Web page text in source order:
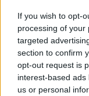
If you wish to opt-
processing of your
targeted
section to confirm
opt-out request is
interest-based
us or personal
Itt állítsd be,
legyen a